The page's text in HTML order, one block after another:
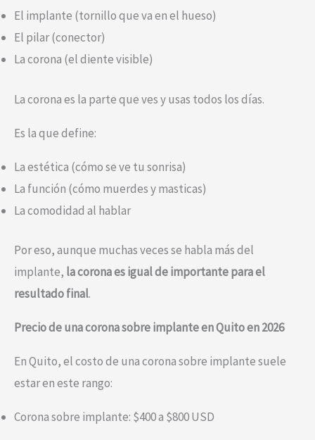
El implante (tornillo que va en el hueso)
El pilar (conector)
La corona (el diente visible)
La corona es la parte que ves y usas todos los días.
Es la que define:
La estética (cómo se ve tu sonrisa)
La función (cómo muerdes y masticas)
La comodidad al hablar
Por eso, aunque muchas veces se habla más del
implante, la corona es igual de importante para el
resultado final.
Precio de una corona sobre implante en Quito en 2026
En Quito, el costo de una corona sobre implante suele
estar en este rango:
Corona sobre implante: $400 a $800 USD